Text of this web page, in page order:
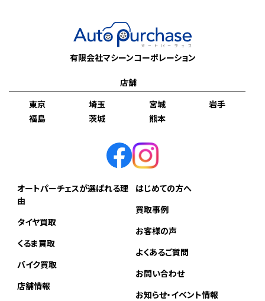
有限会社マシーンコーポレーション
店舗
東京
埼玉 宮城
岩手
福島
茨城 熊本
オートパーチェスが選ばれる理
由
タイヤ買取
くるま買取
バイク買取
店舗情報
はじめての方へ
買取事例
お客様の声
よくあるご質問
お問い合わせ
お知らせ・イベント情報